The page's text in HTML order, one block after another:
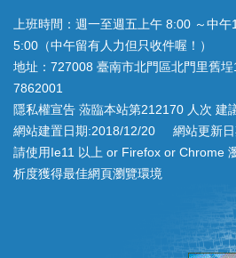
上班時間：週一至週五上午 8:00 ～中
5:00（中午留有人力但只收件喔！）
地址：727008 臺南市北門區北門里舊
7862001
隱私權宣告 蒞臨本站第212170 人次
網站建置日期:2018/12/20 網站更新
請使用Ie11 以上 or Firefox or Chrome
析度獲得最佳網